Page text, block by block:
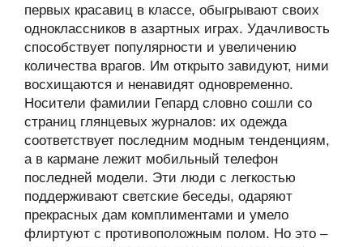
первых красавиц в классе, обыгрывают своих
одноклассников в азартных играх. Удачливость
способствует популярности и увеличению
количества врагов. Им открыто завидуют, ними
восхищаются и ненавидят одновременно.
Носители фамилии Гепард словно сошли со
страниц глянцевых журналов: их одежда
соответствует последним модным тенденциям,
а в кармане лежит мобильный телефон
последней модели. Эти люди с легкостью
поддерживают светские беседы, одаряют
прекрасных дам комплиментами и умело
флиртуют с противоположным полом. Но это –